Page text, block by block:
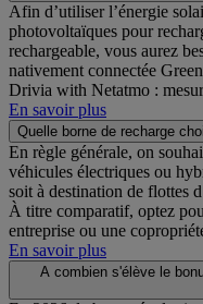
Afin d’utiliser l’énergie
photovoltaïques pour
rechargeable, vous aurez
nativement connectée
Drivia with Netatmo :
En savoir plus
Quelle borne de recharge
En règle générale, on
véhicules électriques ou
soit à destination de flottes
À titre comparatif, optez
entreprise ou une
En savoir plus
A combien s'élève le